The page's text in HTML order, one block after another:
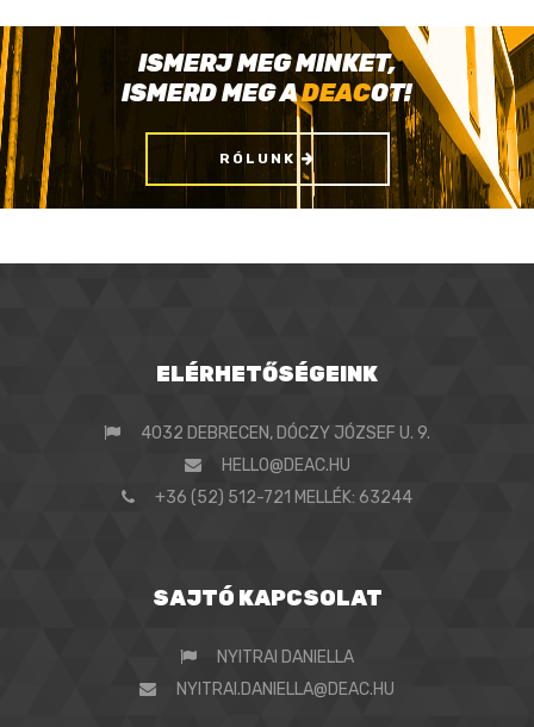
ISMERJ MEG MINKET,
ISMERD MEG ADEACOT!
RÓLUNK
ELÉRHETŐSÉGEINK
4032 DEBRECEN, DÓCZY JÓZSEF U. 9.
HELLO@DEAC.HU
+36 (52) 512-721 MELLÉK: 63244
SAJTÓ KAPCSOLAT
NYITRAI DANIELLA
NYITRAI.DANIELLA@DEAC.HU